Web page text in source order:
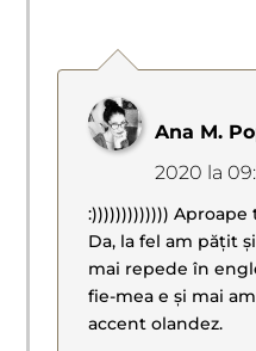
Ana M.
2020 la
:))))))))))))) Aproape
Da, la fel am pățit
mai repede în
fie-mea e și mai
accent olandez.